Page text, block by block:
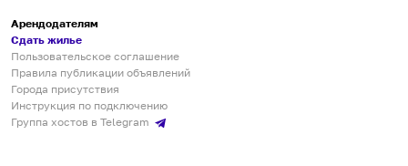
Арендодателям
Сдать жилье
Пользовательское соглашение
Правила публикации объявлений
Города присутствия
Инструкция по подключению
Группа хостов в Telegram